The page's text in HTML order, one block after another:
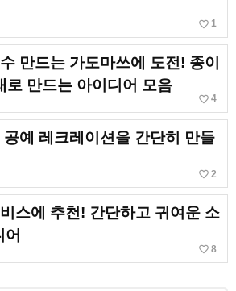
favorite_border 1
만드는 가도마쓰에 도전! 종이
로 만드는 아이디어 모음
favorite_border 4
예 레크레이션을 간단히 만들
favorite_border 2
스에 추천! 간단하고 귀여운 소
favorite_border 8